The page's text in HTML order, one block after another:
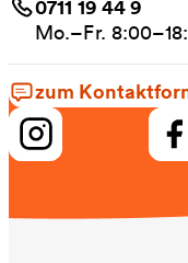
0711 19 44 9
Mo.–Fr.
zum